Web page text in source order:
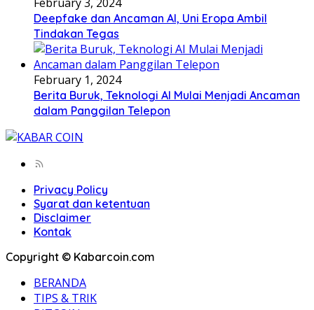
Deepfake dan Ancaman AI, Uni Eropa Ambil
Tindakan Tegas
February 1, 2024
Berita Buruk, Teknologi AI Mulai Menjadi Ancaman
dalam Panggilan Telepon
Privacy Policy
Syarat dan ketentuan
Disclaimer
Kontak
Copyright © Kabarcoin.com
BERANDA
TIPS & TRIK